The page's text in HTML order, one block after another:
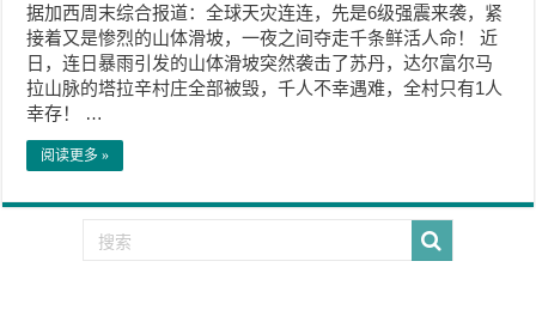
据加西周末综合报道：全球天灾连连，先是6级强震来袭，紧
接着又是惨烈的山体滑坡，一夜之间夺走千条鲜活人命！ 近
日，连日暴雨引发的山体滑坡突然袭击了苏丹，达尔富尔马
拉山脉的塔拉辛村庄全部被毁，千人不幸遇难，全村只有1人
幸存！ …
阅读更多 »